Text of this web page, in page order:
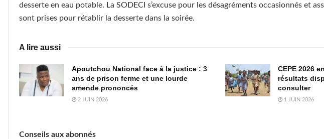
desserte en eau potable. La SODECI s’excuse pour les désagréments occasionnés et
sont prises pour rétablir la desserte dans la soirée.
A lire aussi
Apoutchou National face à la justice : 3
ans de prison ferme et une lourde
amende prononcés
2 JUIN 2026
CEPE 2026
résultats
consulter
1 JUIN 2026
Conseils aux abonnés